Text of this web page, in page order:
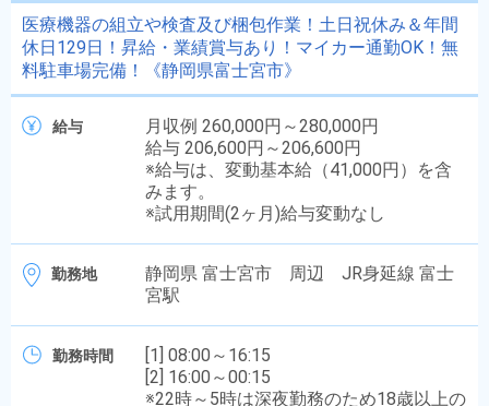
医療機器の組立や検査及び梱包作業！土日祝休み＆年間
休日129日！昇給・業績賞与あり！マイカー通勤OK！無
料駐車場完備！《静岡県富士宮市》
給与
月収例 260,000円～280,000円
給与 206,600円～206,600円
※給与は、変動基本給（41,000円）を含
みます。
※試用期間(2ヶ月)給与変動なし
勤務地
静岡県 富士宮市 周辺 JR身延線 富士
宮駅
勤務時間
[1] 08:00～16:15
[2] 16:00～00:15
※22時～5時は深夜勤務のため18歳以上の